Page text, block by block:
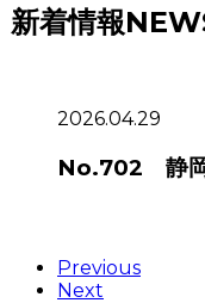
新着情報
2026.04.29
No.702 静
Previous
Next